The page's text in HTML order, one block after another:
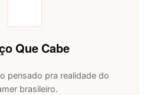
Que Cabe
pensado pra realidade do
brasileiro.